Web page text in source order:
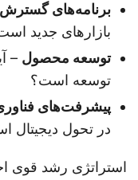
برنامه‌های گسترش
بازارهای جدید
توسعه محصول –
توسعه است؟
پیشرفت‌های
در تحول دیجیتال
استراتژی رشد قوی